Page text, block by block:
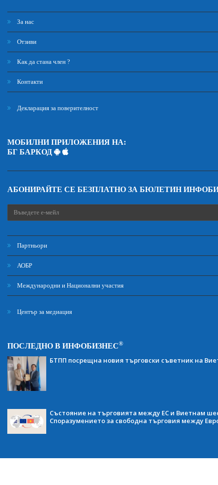
За нас
Отзиви
Как да стана член ?
Контакти
Декларация за поверителност
МОБИЛНИ ПРИЛОЖЕНИЯ НА:
БГ БАРКОД
АБОНИРАЙТЕ СЕ БЕЗПЛАТНО ЗА БЮЛЕТИН
Партньори
АОБР
Международни и Национални участия
Център за медиация
ПОСЛЕДНО В ИНФОБИЗНЕС®
БТПП посрещна новия търговски съветник на
Състояние на търговията между ЕС и Виетнам
Споразумението за свободна търговия между